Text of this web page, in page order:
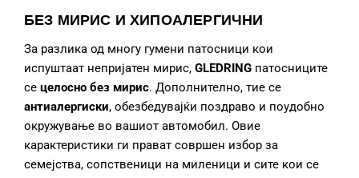
БЕЗ МИРИС И ХИПОАЛЕРГИЧНИ
За разлика од многу гумени патосници кои
испуштаат непријатен мирис, GLEDRING патосниците
се целосно без мирис. Дополнително, тие се
антиалергиски, обезбедувајќи поздраво и поудобно
окружување во вашиот автомобил. Овие
карактеристики ги прават совршен избор за
семејства, сопственици на миленици и сите кои се